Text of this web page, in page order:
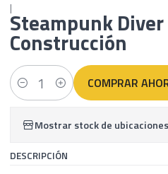
|Steampunk
Construcción
Cantidad COMPRAR
Mostrar stock de ubicaciones
DESCRIPCIÓN